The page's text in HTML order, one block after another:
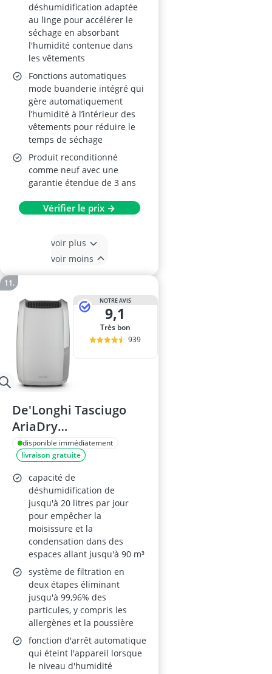
d’eau
déshumidification adaptée
au linge pour accélérer le
séchage en absorbant
l'humidité contenue dans
les vêtements
Fonctions automatiques
mode buanderie intégré qui
gère automatiquement
l’humidité à l’intérieur des
vêtements pour réduire le
temps de séchage
Produit reconditionné
comme neuf avec une
garantie étendue de 3 ans
Vérifier le prix →
voir plus
voir moins
NOTRE AVIS
9,1
Très bon
939
De'Longhi Tasciugo
AriaDry
Déshumidificateur
DDSX220
disponible immédiatement
livraison gratuite
capacité de
déshumidification de
jusqu'à 20 litres par jour
pour empêcher la
moisissure et la
condensation dans des
espaces allant jusqu'à 90 m³
système de filtration en
deux étapes éliminant
jusqu'à 99,96% des
particules, y compris les
allergènes et la poussière
fonction d'arrêt automatique
qui éteint l'appareil lorsque
le niveau d'humidité